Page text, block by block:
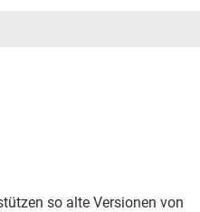
so alte Versionen von